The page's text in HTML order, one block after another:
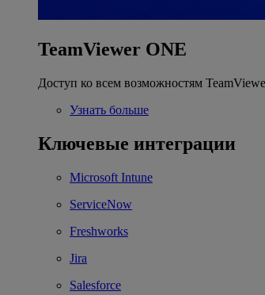
TeamViewer ONE
Доступ ко всем возможностям
Узнать больше
Ключевые интеграции
Microsoft Intune
ServiceNow
Freshworks
Jira
Salesforce